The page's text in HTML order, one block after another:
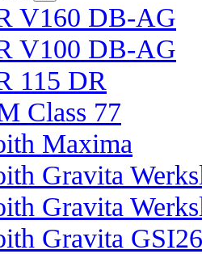
V160 DB-AG
V100 DB-AG
115 DR
Class 77
Maxima
Gravita
Gravita
Gravita